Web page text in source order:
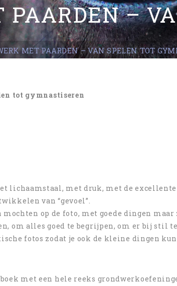
PAARDEN –
MET PAARDEN – VAN SPELEN TOT
tot gymnastiseren
lichaamstaal, met druk, met de excellente
van “gevoel”.
op de foto, met goede dingen
om alles goed te begrijpen, om er bij stil
fotos zodat je ook de kleine dingen
met een hele reeks